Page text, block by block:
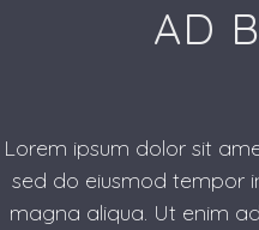
AD
Lorem ipsum dolor sit
sed do eiusmod tempor
magna aliqua. Ut enim